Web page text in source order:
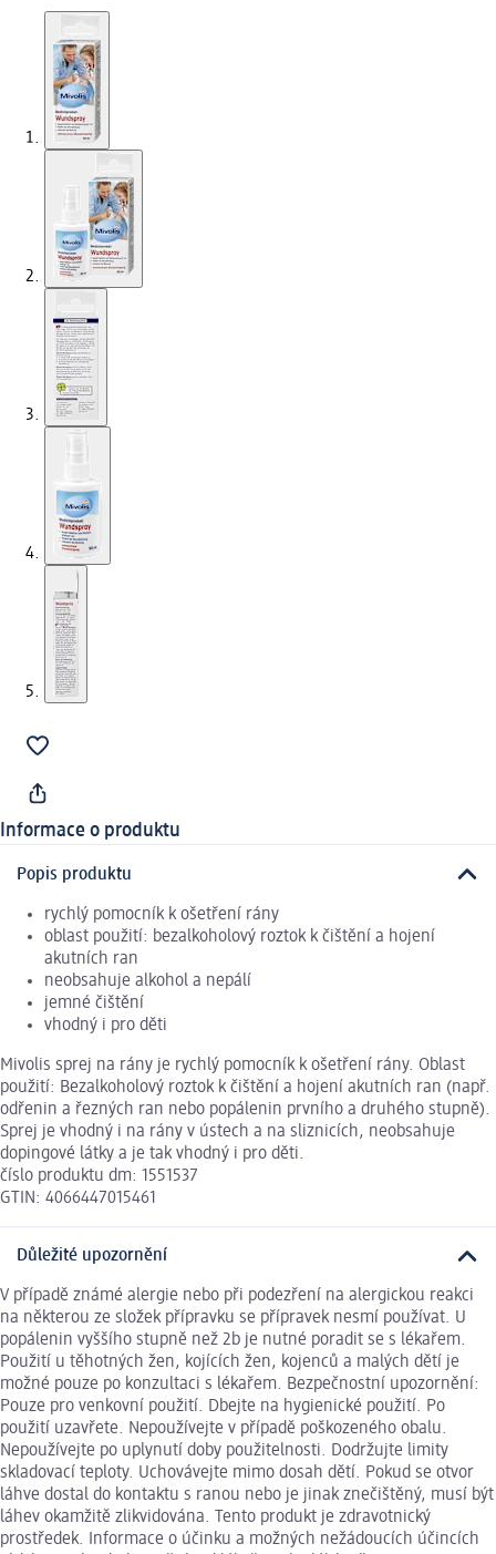
Informace o produktu
Popis produktu
rychlý pomocník k ošetření rány
oblast použití: bezalkoholový roztok k čištění a hojení
akutních ran
neobsahuje alkohol a nepálí
jemné čištění
vhodný i pro děti
Mivolis sprej na rány je rychlý pomocník k ošetření rány. Oblast
použití: Bezalkoholový roztok k čištění a hojení akutních ran (např.
odřenin a řezných ran nebo popálenin prvního a druhého stupně).
Sprej je vhodný i na rány v ústech a na sliznicích, neobsahuje
dopingové látky a je tak vhodný i pro děti.
číslo produktu dm: 1551537
GTIN: 4066447015461
Důležité upozornění
V případě známé alergie nebo při podezření na alergickou reakci
na některou ze složek přípravku se přípravek nesmí používat. U
popálenin vyššího stupně než 2b je nutné poradit se s lékařem.
Použití u těhotných žen, kojících žen, kojenců a malých dětí je
možné pouze po konzultaci s lékařem. Bezpečnostní upozornění:
Pouze pro venkovní použití. Dbejte na hygienické použití. Po
použití uzavřete. Nepoužívejte v případě poškozeného obalu.
Nepoužívejte po uplynutí doby použitelnosti. Dodržujte limity
skladovací teploty. Uchovávejte mimo dosah dětí. Pokud se otvor
láhve dostal do kontaktu s ranou nebo je jinak znečištěný, musí být
láhev okamžitě zlikvidována. Tento produkt je zdravotnický
prostředek. Informace o účinku a možných nežádoucích účincích